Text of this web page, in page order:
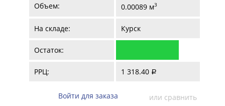
Объем: 0.00089 м3
На складе: Курск
Остаток:
РРЦ: 1 318.40 a
Войти для заказа или сравнить